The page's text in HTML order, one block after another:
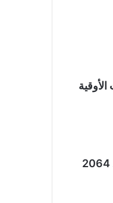
بينما استقرت الأوقية
كما ارتفعت أسعار الذهب العالمية، وصعدت الأوقية ببورصة الذهب، بنحو 11 دولارات لتسجل 2064